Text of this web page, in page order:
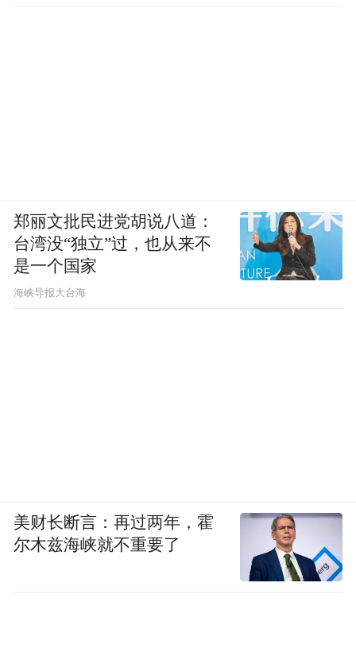
郑丽文批民进党胡说八道：
台湾没“独立”过，也从来不
是一个国家
​海峡导报大台海
美财长断言：再过两年，霍
尔木兹海峡就不重要了